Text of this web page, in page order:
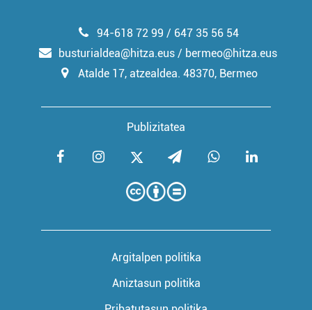
Publizitatea
94-618 72 99 / 647 35 56 54
busturialdea@hitza.eus / bermeo@hitza.eus
Atalde 17, atzealdea. 48370, Bermeo
Argitalpen politika
Aniztasun politika